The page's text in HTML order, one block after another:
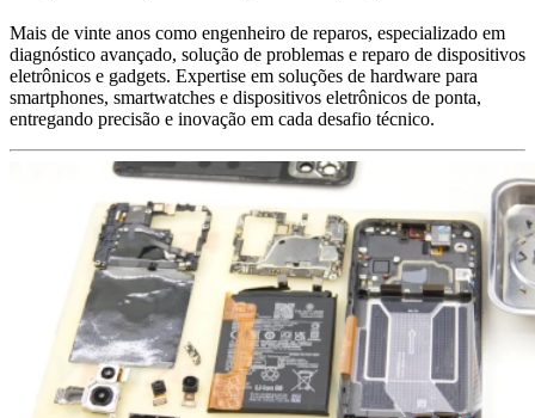
Mais de vinte anos como engenheiro de reparos, especializado em
diagnóstico avançado, solução de problemas e reparo de dispositivos
eletrônicos e gadgets. Expertise em soluções de hardware para
smartphones, smartwatches e dispositivos eletrônicos de ponta,
entregando precisão e inovação em cada desafio técnico.